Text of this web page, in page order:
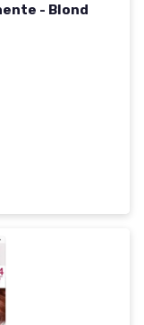
- Blond